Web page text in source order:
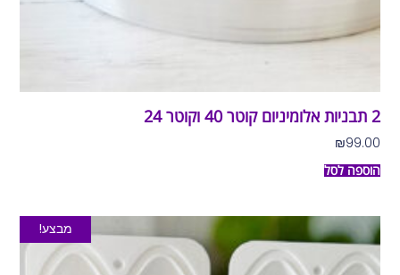
2 תבניות אלומיניום קוטר 40 וקוטר 24
₪99.00
הוספה לסל
מבצע!